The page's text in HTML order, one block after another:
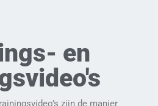
en
zijn de manier